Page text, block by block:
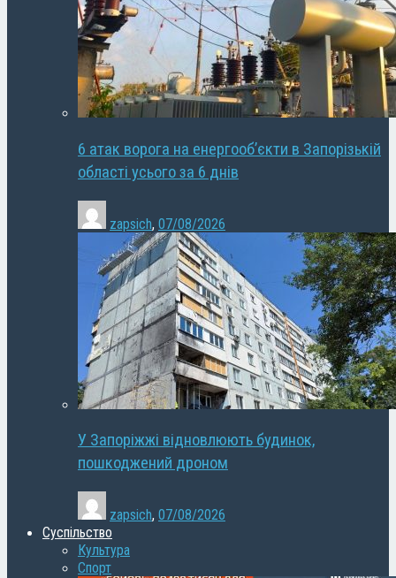
6 атак ворога на енергооб’єкти в Запорізькій
області усього за 6 днів
zapsich, 07/08/2026
У Запоріжжі відновлюють будинок,
пошкоджений дроном
zapsich, 07/08/2026
Суспільство
Культура
Спорт